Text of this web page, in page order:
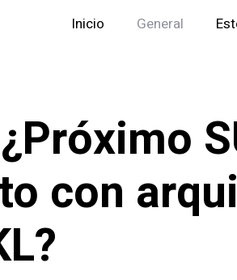
Inicio General
con